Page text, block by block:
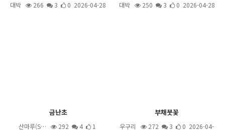
대박 266 3 0 2026-04-28 대박 250 3 0 2026-04-28
금난초
산마루(S… 292 4
1
부채붓꽃
우구리 272 3
0 2026-04-